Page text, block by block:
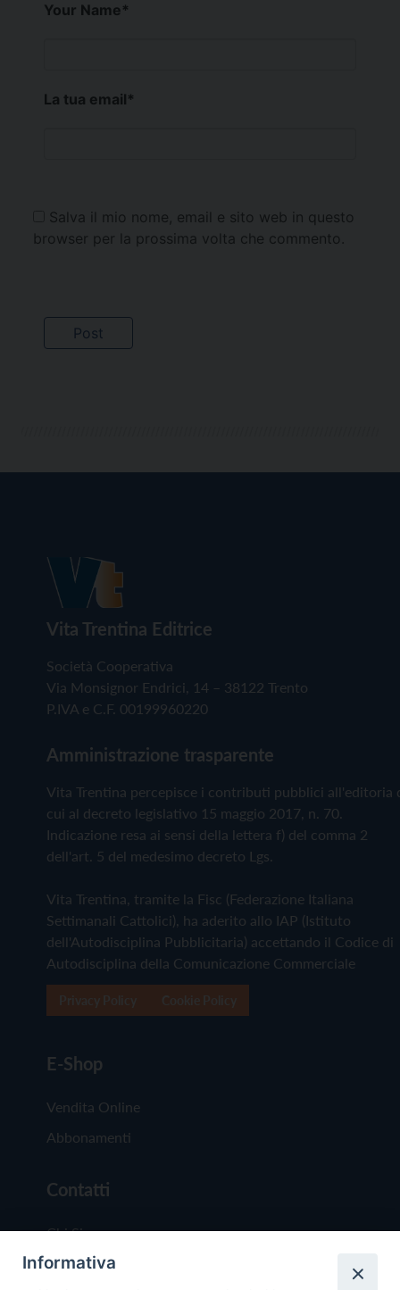
Your Name*
La tua email*
Salva il mio nome, email e sito web in questo
browser per la prossima volta che commento.
Vita Trentina Editrice
Società Cooperativa
Via Monsignor Endrici, 14 – 38122 Trento
P.IVA e C.F. 00199960220
Amministrazione trasparente
Vita Trentina percepisce i contributi pubblici all'editoria
cui al decreto legislativo 15 maggio 2017, n. 70.
Indicazione resa ai sensi della lettera f) del comma 2
dell'art. 5 del medesimo decreto Lgs.
Vita Trentina, tramite la Fisc (Federazione Italiana
Settimanali Cattolici), ha aderito allo IAP (Istituto
dell'Autodisciplina Pubblicitaria) accettando il Codice di
Autodisciplina della Comunicazione Commerciale
E-Shop
Vendita Online
Abbonamenti
Contatti
Chi Siamo
Redazione
Informativa